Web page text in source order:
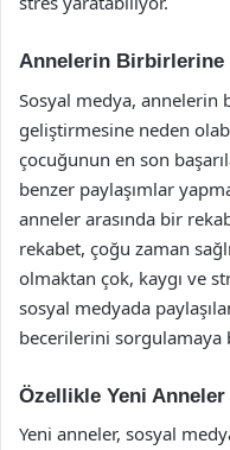
Annelerin Birbirlerine
Sosyal medya, annelerin
geliştirmesine neden
çocuğunun en son
benzer paylaşımlar
anneler arasında bir
rekabet, çoğu zaman
olmaktan çok, kaygı ve
sosyal medyada
becerilerini sorgulamaya
Özellikle Yeni
Yeni anneler, sosyal